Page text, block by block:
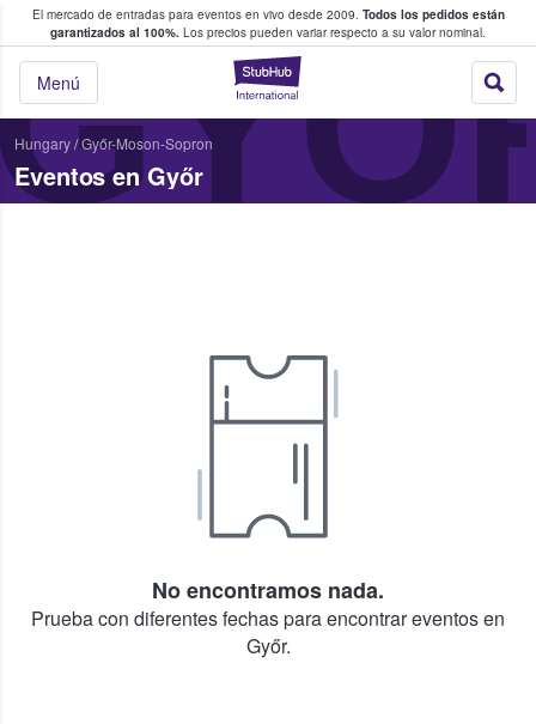
El mercado de entradas para eventos en vivo desde 2009. Todos los pedidos están
garantizados al 100%. Los precios pueden variar respecto a su valor nominal.
StubHub:
Menú
y venta de entradas entre fans
Hungary/Győr-Moson-Sopron
Eventos en Győr
No encontramos nada.
Prueba con diferentes fechas para encontrar eventos en
Győr.